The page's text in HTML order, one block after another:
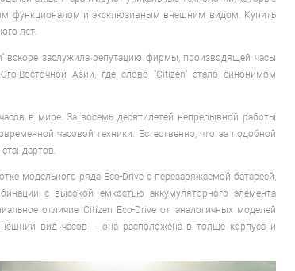
функционалом и эксклюзивным внешним видом. Купить
лет.
вскоре заслужила репутацию фирмы, производящей часы
Восточной Азии, где слово "Citizen" стало синонимом
в мире. За восемь десятилетей непрерывной работы
часовой техники. Естественно, что за подобной
модельного ряда Eco-Drive с перезаряжаемой батареей,
с высокой емкостью аккумуляторного элемента
отличие Citizen Eco-Drive от аналогичных моделей
вид часов – она расположена в толще корпуса и